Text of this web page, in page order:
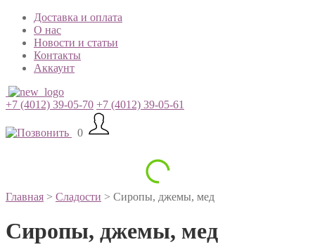
Доставка и оплата
О нас
Новости и статьи
Контакты
Аккаунт
+7 (4012) 39-05-70 +7 (4012) 39-05-61
0
Главная > Сладости > Сиропы, джемы, мед
Сиропы, джемы, мед